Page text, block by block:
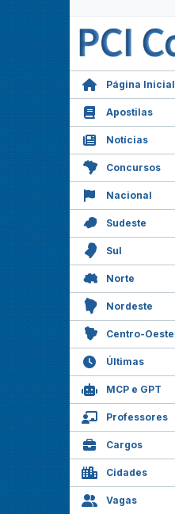
Página Inicial
Apostilas
Notícias
Concursos
Nacional
Sudeste
Sul
Norte
Nordeste
Centro-Oeste
Últimas
MCP e GPT
Professores
Cargos
Cidades
Vagas